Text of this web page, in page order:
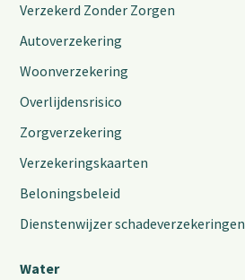
Verzekerd Zonder Zorgen
Autoverzekering
Woonverzekering
Overlijdensrisico
Zorgverzekering
Verzekeringskaarten
Beloningsbeleid
Dienstenwijzer schadeverzekeringen
Water